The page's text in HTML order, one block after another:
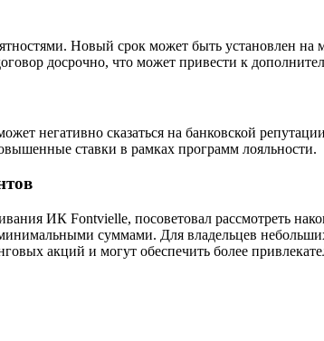
Новый срок может быть установлен
досрочно, что может привести к
негативно сказаться на банковской
ставки в рамках программ лояльности.
ИК Fontvielle, посоветовал рассмотреть
суммами. Для владельцев
акций и могут обеспечить более